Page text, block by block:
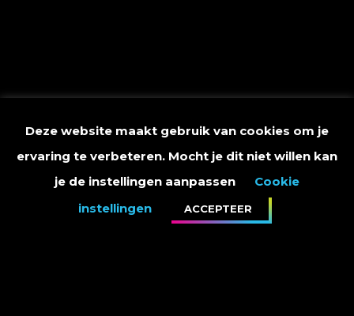
Deze website maakt gebruik van cookies om je
ervaring te verbeteren. Mocht je dit niet willen kan
je de instellingen aanpassen
Cookie
instellingen
ACCEPTEER